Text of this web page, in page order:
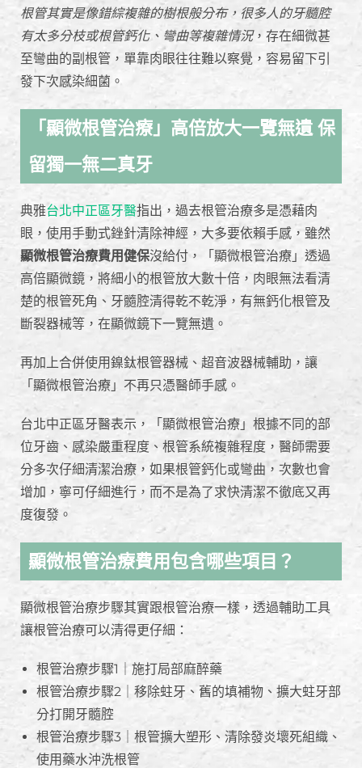
根管其實是像錯綜複雜的樹根般分布，很多人的牙髓腔
有太多分枝或根管鈣化、彎曲等複雜情況，存在細微甚
至彎曲的副根管，單靠肉眼往往難以察覺，容易留下引
發下次感染細菌。
「顯微根管治療」高倍放大一覽無遺 保
留獨一無二真牙
典雅台北中正區牙醫指出，過去根管治療多是憑藉肉
眼，使用手動式銼針清除神經，大多要依賴手感，雖然
顯微根管治療費用健保沒給付，「顯微根管治療」透過
高倍顯微鏡，將細小的根管放大數十倍，肉眼無法看清
楚的根管死角、牙髓腔清得乾不乾淨，有無鈣化根管及
斷裂器械等，在顯微鏡下一覽無遺。
再加上合併使用鎳鈦根管器械、超音波器械輔助，讓
「顯微根管治療」不再只憑醫師手感。
台北中正區牙醫表示，「顯微根管治療」根據不同的部
位牙齒、感染嚴重程度、根管系統複雜程度，醫師需要
分多次仔細清潔治療，如果根管鈣化或彎曲，次數也會
增加，寧可仔細進行，而不是為了求快清潔不徹底又再
度復發。
顯微根管治療費用包含哪些項目？
顯微根管治療步驟其實跟根管治療一樣，透過輔助工具
讓根管治療可以清得更仔細：
根管治療步驟1｜施打局部麻醉藥
根管治療步驟2｜移除蛀牙、舊的填補物、擴大蛀牙部
分打開牙髓腔
根管治療步驟3｜根管擴大塑形、清除發炎壞死組織、
使用藥水沖洗根管